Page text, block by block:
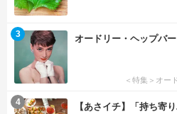
オードリー・ヘップバ
＜特集＞オー
3
【あさイチ】「持ち寄
4